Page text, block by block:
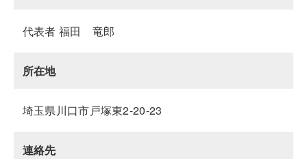
代表者 福田 竜郎
所在地
埼玉県川口市戸塚東2-20-23
連絡先